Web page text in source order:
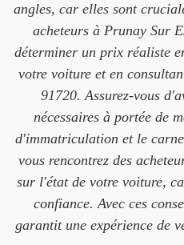
angles, car elles sont
acheteurs à Prunay Sur
déterminer un prix réaliste
votre voiture et en
91720. Assurez-vous
nécessaires à portée de
d'immatriculation et le
vous rencontrez des
sur l'état de votre voiture,
confiance. Avec ces
garantit une expérience de